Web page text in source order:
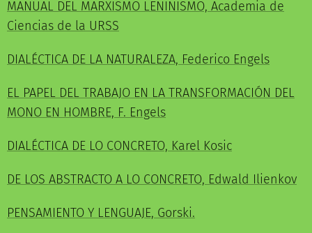
MANUAL DEL MARXISMO LENINISMO, Academia de
Ciencias de la URSS
DIALÉCTICA DE LA NATURALEZA, Federico Engels
EL PAPEL DEL TRABAJO EN LA TRANSFORMACIÓN DEL
MONO EN HOMBRE, F. Engels
DIALÉCTICA DE LO CONCRETO, Karel Kosic
DE LOS ABSTRACTO A LO CONCRETO, Edwald Ilienkov
PENSAMIENTO Y LENGUAJE, Gorski.